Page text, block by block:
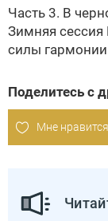
Часть 3. В
Зимняя
силы гармонии
Поделитесь с
Мне нравится